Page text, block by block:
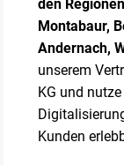
den
Montabaur,
Andernach,
unserem
KG und
Kunden